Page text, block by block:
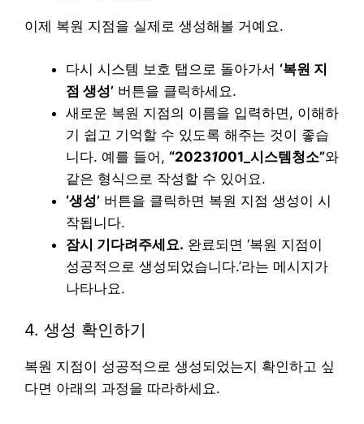
이제 복원 지점을 실제로 생성해볼 거예요.
다시 시스템 보호 탭으로 돌아가서 ‘복원 지
점 생성’ 버튼을 클릭하세요.
새로운 복원 지점의 이름을 입력하면, 이해하
기 쉽고 기억할 수 있도록 해주는 것이 좋습
니다. 예를 들어, “20231001_시스템청소”와
같은 형식으로 작성할 수 있어요.
‘생성’ 버튼을 클릭하면 복원 지점 생성이 시
작됩니다.
잠시 기다려주세요. 완료되면 ‘복원 지점이
성공적으로 생성되었습니다.’라는 메시지가
나타나요.
4. 생성 확인하기
복원 지점이 성공적으로 생성되었는지 확인하고 싶
다면 아래의 과정을 따라하세요.